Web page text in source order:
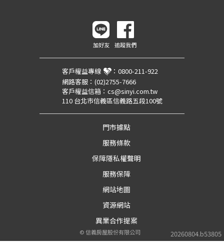
20260804.b53805
加好友 追蹤我們
客戶權益專線 ： 0800-211-922
網路客服： (02)2755-7666
客戶權益信箱： cs@sinyi.com.tw
110 台北市信義區信義路五段100號
門市據點
服務條款
保障隱私權聲明
服務保障
網站地圖
資源網站
異業合作提案
©信義房屋股份有限公司